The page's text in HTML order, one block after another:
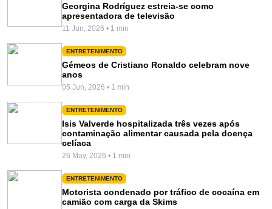
Georgina Rodríguez estreia-se como
apresentadora de televisão
11 Jun, 2026 • 1 min
ENTRETENIMENTO
Gémeos de Cristiano Ronaldo celebram nove
anos
05 Jun, 2026 • 1 min
ENTRETENIMENTO
Isis Valverde hospitalizada três vezes após
contaminação alimentar causada pela doença
celíaca
26 May, 2026 • 1 min
ENTRETENIMENTO
Motorista condenado por tráfico de cocaína em
camião com carga da Skims